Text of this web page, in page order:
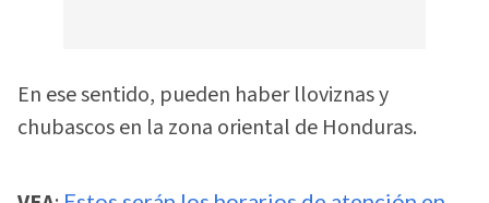
En ese sentido, pueden haber lloviznas y
chubascos en la zona oriental de Honduras.